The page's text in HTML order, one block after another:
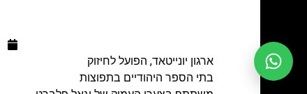
ארגון יונייטאד, הפועל לחיזוק
בתי הספר היהודיים בתפוצות